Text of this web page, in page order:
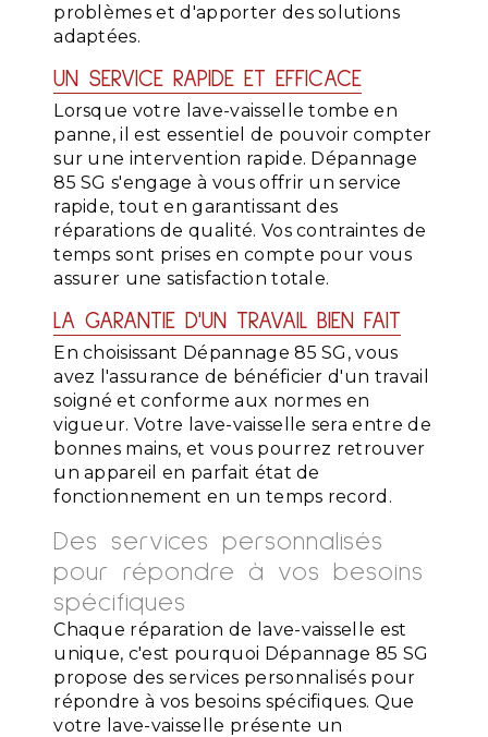
problèmes et d'apporter des solutions
adaptées.
UN SERVICE RAPIDE ET EFFICACE
Lorsque votre lave-vaisselle tombe en
panne, il est essentiel de pouvoir compter
sur une intervention rapide. Dépannage
85 SG s'engage à vous offrir un service
rapide, tout en garantissant des
réparations de qualité. Vos contraintes de
temps sont prises en compte pour vous
assurer une satisfaction totale.
LA GARANTIE D'UN TRAVAIL BIEN FAIT
En choisissant Dépannage 85 SG, vous
avez l'assurance de bénéficier d'un travail
soigné et conforme aux normes en
vigueur. Votre lave-vaisselle sera entre de
bonnes mains, et vous pourrez retrouver
un appareil en parfait état de
fonctionnement en un temps record.
Des services personnalisés
pour répondre à vos besoins
spécifiques
Chaque réparation de lave-vaisselle est
unique, c'est pourquoi Dépannage 85 SG
propose des services personnalisés pour
répondre à vos besoins spécifiques. Que
votre lave-vaisselle présente un